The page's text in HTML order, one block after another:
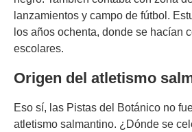
lanzamientos y campo de fútbol.
los años ochenta, donde se hacían
escolares.
Origen del atletismo
Eso sí, las Pistas del Botánico no
atletismo salmantino. ¿Dónde se